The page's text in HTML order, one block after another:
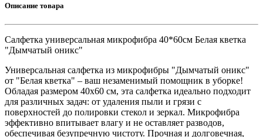
Описание товара
Салфетка универсальная микрофибра 40*60см Белая кветка
"Дымчатый оникс"
Универсальная салфетка из микрофибры "Дымчатый оникс"
от "Белая кветка" – ваш незаменимый помощник в уборке!
Обладая размером 40х60 см, эта салфетка идеально подходит
для различных задач: от удаления пыли и грязи с
поверхностей до полировки стекол и зеркал. Микрофибра
эффективно впитывает влагу и не оставляет разводов,
обеспечивая безупречную чистоту. Прочная и долговечная,